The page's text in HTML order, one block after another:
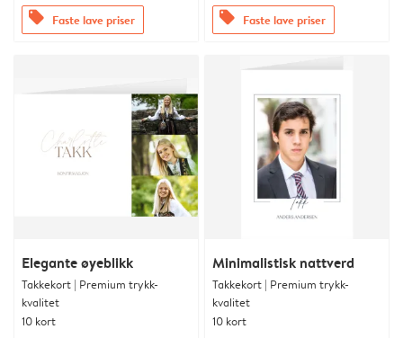
offers Faste lave priser offers Faste lave priser
Elegante øyeblikk
Takkekort | Premium trykk-
kvalitet
10 kort
Minimalistisk nattverd
Takkekort | Premium trykk-
kvalitet
10 kort